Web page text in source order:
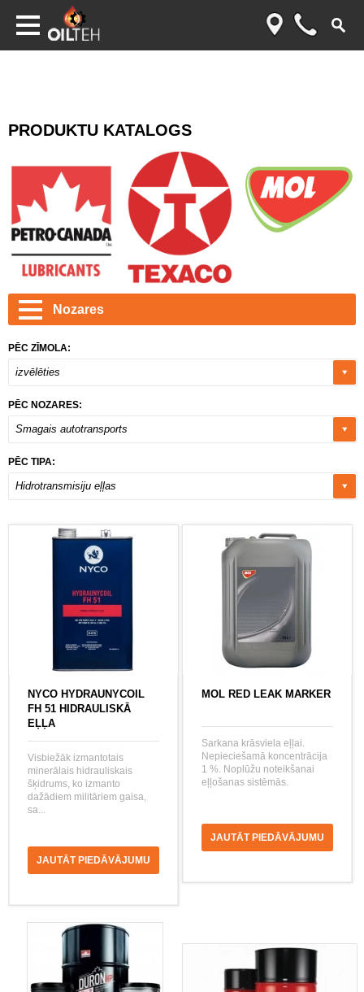
PRODUKTU KATALOGS
Nozares
PĒC ZĪMOLA:
izvēlēties
PĒC NOZARES:
Smagais autotransports
PĒC TIPA:
Hidrotransmisiju eļļas
NYCO HYDRAUNYCOIL
FH 51 HIDRAULISKĀ
EĻĻA
Visbiežāk izmantotais
minerālais hidrauliskais
šķidrums, ko izmanto
dažādiem militāriem gaisa,
sa...
JAUTĀT PIEDĀVĀJUMU
MOL RED LEAK MARKER
Sarkana krāsviela eļļai.
Nepieciešamā koncentrācija
1 %. Noplūžu noteikšanai
eļļošanas sistēmās.
JAUTĀT PIEDĀVĀJUMU